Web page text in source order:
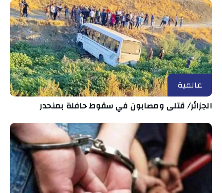
عالمية
الجزائر/ قتلى ومصابون في سقوط حافلة بمنحدر